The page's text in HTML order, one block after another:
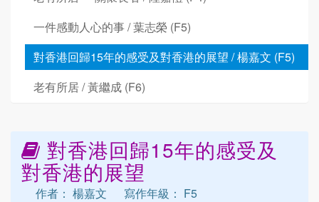
一件感動人心的事 / 葉志榮 (F5)
對香港回歸15年的感受及對香港的展望 / 楊嘉文 (F5)
老有所居 / 黃繼成 (F6)
對香港回歸15年的感受及
對香港的展望
作者： 楊嘉文
寫作年級： F5